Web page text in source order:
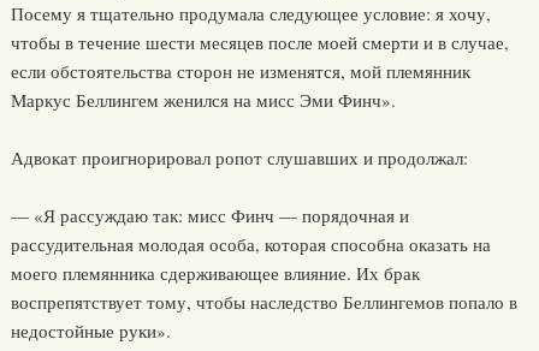
Посему я тщательно продумала следующее условие: я хочу,
чтобы в течение шести месяцев после моей смерти и в случае,
если обстоятельства сторон не изменятся, мой племянник
Маркус Беллингем женился на мисс Эми Финч».
Адвокат проигнорировал ропот слушавших и продолжал:
— «Я рассуждаю так: мисс Финч — порядочная и
рассудительная молодая особа, которая способна оказать на
моего племянника сдерживающее влияние. Их брак
воспрепятствует тому, чтобы наследство Беллингемов попало в
недостойные руки».